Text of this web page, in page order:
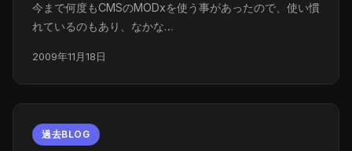
今まで何度もCMSのMODxを使う事があったので、使い慣
れているのもあり、なかな…
2009年11月18日
過去BLOG